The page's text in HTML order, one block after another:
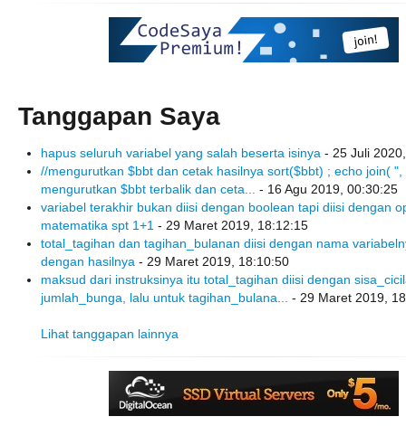
Tanggapan Saya
hapus seluruh variabel yang salah beserta isinya - 25 Juli
//mengurutkan $bbt dan cetak hasilnya sort($bbt) ; echo join(
mengurutkan $bbt terbalik dan ceta...
- 16 Agu 2019, 00:30:25
variabel terakhir bukan diisi dengan boolean tapi diisi dengan
matematika spt 1+1 - 29 Maret 2019, 18:12:15
total_tagihan dan tagihan_bulanan diisi dengan nama
dengan hasilnya - 29 Maret 2019, 18:10:50
maksud dari instruksinya itu total_tagihan diisi dengan
jumlah_bunga, lalu untuk tagihan_bulana...
- 29 Maret 2019,
Lihat tanggapan lainnya